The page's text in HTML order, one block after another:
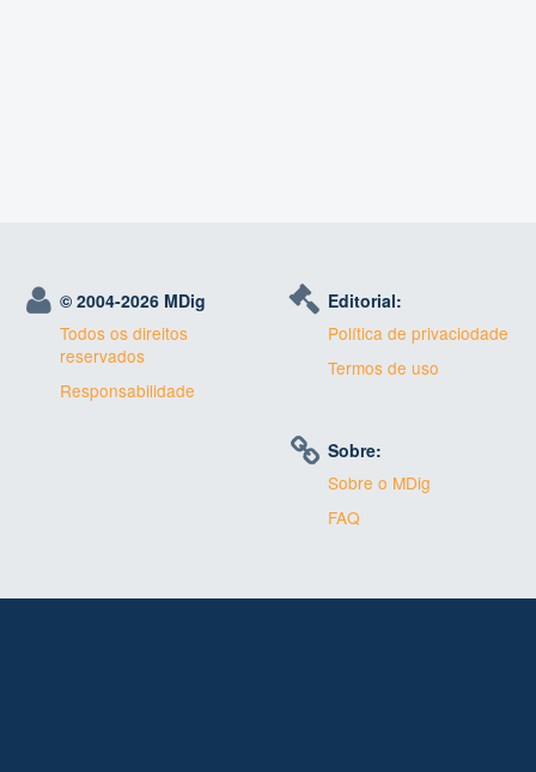
© 2004-2026 MDig
Todos os direitos
reservados
Responsabilidade
Editorial:
Política de privaciodade
Termos de uso
Sobre:
Sobre o MDig
FAQ